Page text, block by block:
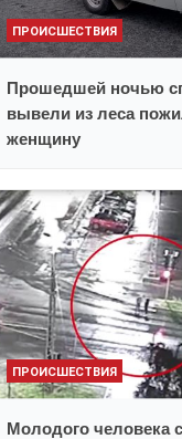
ПРОИСШЕСТВИЯ
Прошедшей ночью
вывели из леса
женщину
ПРОИСШЕСТВИЯ
Молодого человека